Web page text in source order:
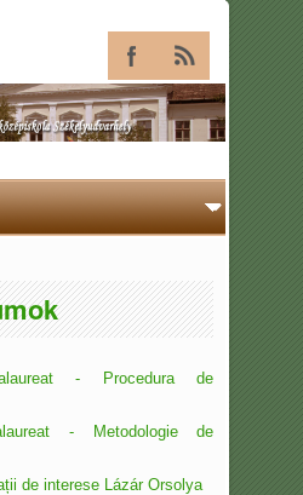
- Procedura de
- Metodologie de
de interese Lázár Orsolya